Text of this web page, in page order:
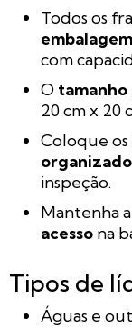
Todos os
com
O tamanho
20 cm x 20
Coloque
inspeção.
Mantenha
acesso na
Tipos de
Águas e